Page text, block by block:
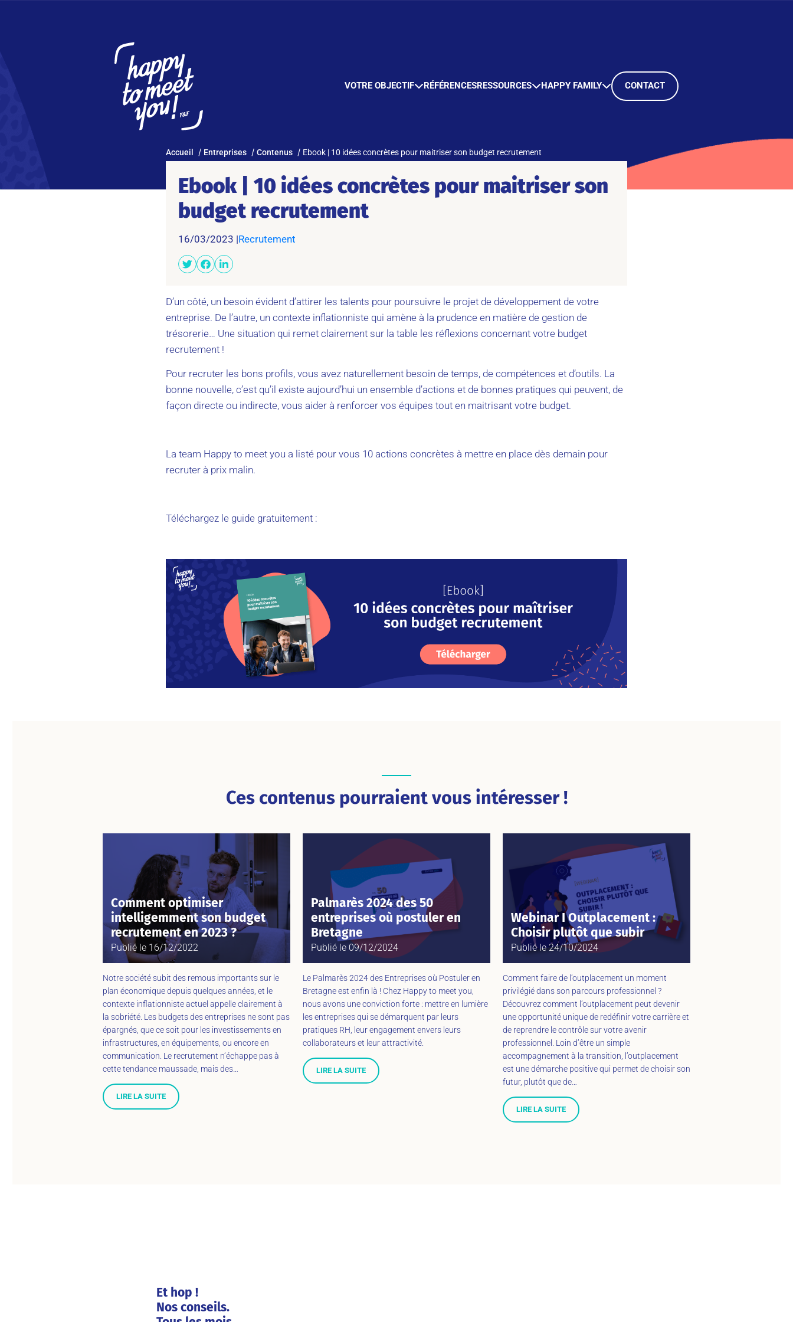
VOTRE OBJECTIF RÉFÉRENCESRESSOURCES HAPPY FAMILY CONTACT
Accueil Entreprises Contenus Ebook | 10 idées concrètes pour maitriser son budget recrutement
Ebook | 10 idées concrètes pour maitriser son
budget recrutement
16/03/2023 |Recrutement
D’un côté, un besoin évident d’attirer les talents pour poursuivre le projet de développement de votre
entreprise. De l’autre, un contexte inflationniste qui amène à la prudence en matière de gestion de
trésorerie… Une situation qui remet clairement sur la table les réflexions concernant votre budget
recrutement !
Pour recruter les bons profils, vous avez naturellement besoin de temps, de compétences et d’outils. La
bonne nouvelle, c’est qu’il existe aujourd’hui un ensemble d’actions et de bonnes pratiques qui peuvent, de
façon directe ou indirecte, vous aider à renforcer vos équipes tout en maitrisant votre budget.
​​​​​​​La team Happy to meet you a listé pour vous 10 actions concrètes à mettre en place dès demain pour
recruter à prix malin.
Téléchargez le guide gratuitement :
Ces contenus pourraient vous intéresser !
Comment optimiser
intelligemment son budget
recrutement en 2023 ?
Publié le 16/12/2022
Notre société subit des remous importants sur le
plan économique depuis quelques années, et le
contexte inflationniste actuel appelle clairement à
la sobriété. Les budgets des entreprises ne sont pas
épargnés, que ce soit pour les investissements en
infrastructures, en équipements, ou encore en
communication. Le recrutement n’échappe pas à
cette tendance maussade, mais des…
LIRE LA SUITE
Palmarès 2024 des 50
entreprises où postuler en
Bretagne
Publié le 09/12/2024
Le Palmarès 2024 des Entreprises où Postuler en
Bretagne est enfin là ! Chez Happy to meet you,
nous avons une conviction forte : mettre en lumière
les entreprises qui se démarquent par leurs
pratiques RH, leur engagement envers leurs
collaborateurs et leur attractivité.
LIRE LA SUITE
Webinar I Outplacement :
Choisir plutôt que subir
Publié le24/10/2024
Comment faire de l’outplacement un moment
privilégié dans son parcours professionnel ?
Découvrez comment l’outplacement peut devenir
une opportunité unique de redéfinir votre carrière et
de reprendre le contrôle sur votre avenir
professionnel. Loin d’être un simple
accompagnement à la transition, l’outplacement
est une démarche positive qui permet de choisir son
futur, plutôt que de…
LIRE LA SUITE
Et hop !
Nos conseils.